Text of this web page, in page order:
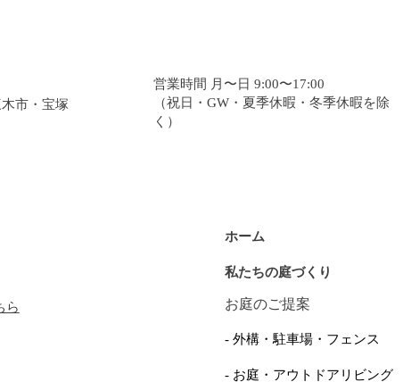
市・宝塚
営業時間 月〜日 9:00〜17:00
（祝日・GW・夏季休暇・冬季休暇を除
く）
ら
私たちの庭づくり
ホーム
- 外構・駐車場・フェンス
- お庭・アウトドアリビング
お庭のご提案